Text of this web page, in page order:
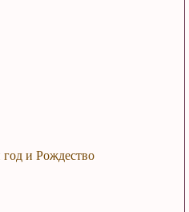
и Рождество